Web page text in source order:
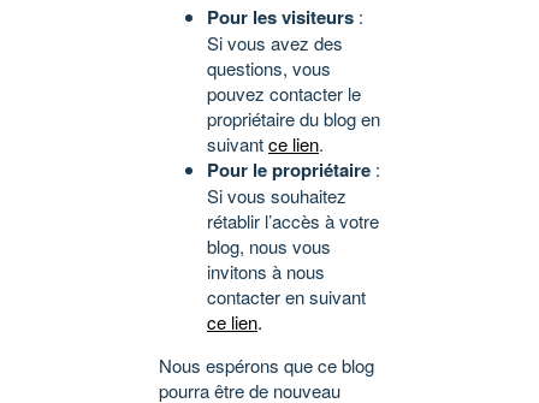
Pour les visiteurs :
Si vous avez des
questions, vous
pouvez contacter le
propriétaire du blog en
suivantce lien.
Pour le propriétaire :
Si vous souhaitez
rétablir l’accès à votre
blog, nous vous
invitons à nous
contacter en suivant
ce lien.
Nous espérons que ce blog
pourra être de nouveau